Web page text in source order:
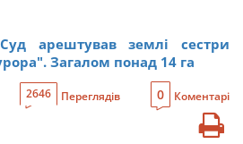
Суд арештував землі сестри
Загалом понад 14 га
2646 Переглядів 0 Коментарі